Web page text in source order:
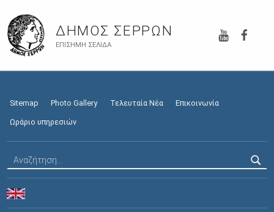
ΔΉΜΟΣ ΣΕΡΡΏΝ
ΕΠΊΣΗΜΗ ΣΕΛΊΔΑ
Sitemap Photo Gallery Τελευταία Νέα Επικοινωνία
Ωράριο υπηρεσιών